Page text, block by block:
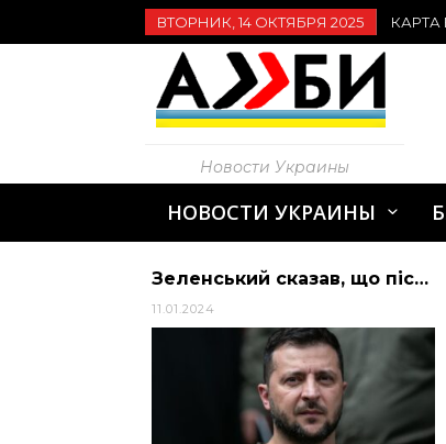
ВТОРНИК, 14 ОКТЯБРЯ 2025
Новости Украины
НОВОСТИ УКРАИНЫ
Зеленський сказав, що після України не буде дня, а буде день після Путіна
11.01.2024